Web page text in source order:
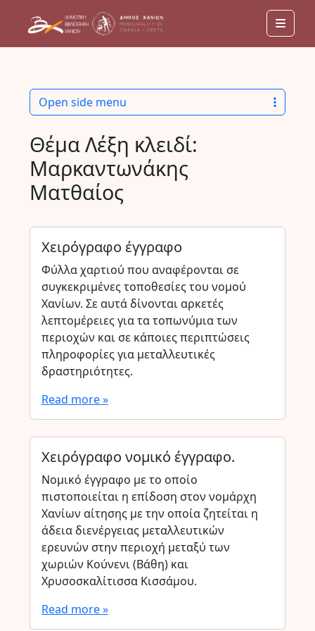
Θέμα Λέξη κλειδί:
Μαρκαντωνάκης
Ματθαίος
Χειρόγραφο έγγραφο
Φύλλα χαρτιού που αναφέρονται σε
συγκεκριμένες τοποθεσίες του νομού
Χανίων. Σε αυτά δίνονται αρκετές
λεπτομέρειες για τα τοπωνύμια των
περιοχών και σε κάποιες περιπτώσεις
πληροφορίες για μεταλλευτικές
δραστηριότητες.
Read more »
Χειρόγραφο νομικό έγγραφο.
Νομικό έγγραφο με το οποίο
πιστοποιείται η επίδοση στον νομάρχη
Χανίων αίτησης με την οποία ζητείται η
άδεια διενέργειας μεταλλευτικών
ερευνών στην περιοχή μεταξύ των
χωριών Κούνενι (Βάθη) και
Χρυσοσκαλίτισσα Κισσάμου.
Read more »
Open side menu